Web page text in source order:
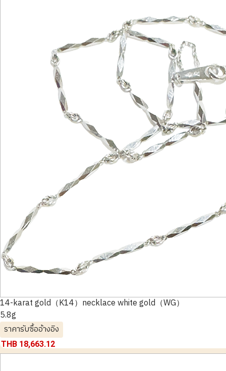
14-karat gold（K14）necklace white gold（WG）
5.8g
ราคารับซื้ออ้างอิง
THB 18,663.12